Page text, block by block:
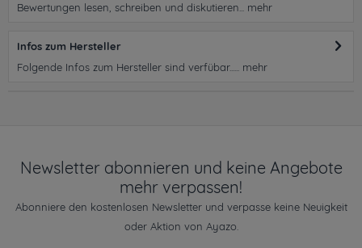
Bewertungen lesen, schreiben und diskutieren...
mehr
Infos zum Hersteller
Folgende Infos zum Hersteller sind verfübar...... mehr
Newsletter abonnieren und keine Angebote
mehr verpassen!
Abonniere den kostenlosen Newsletter und verpasse keine Neuigkeit
oder Aktion von Ayazo.